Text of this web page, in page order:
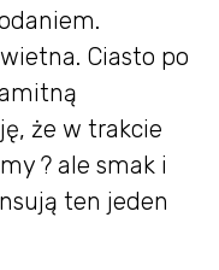
Ciasto po
że w trakcie
? ale smak i
ten jeden